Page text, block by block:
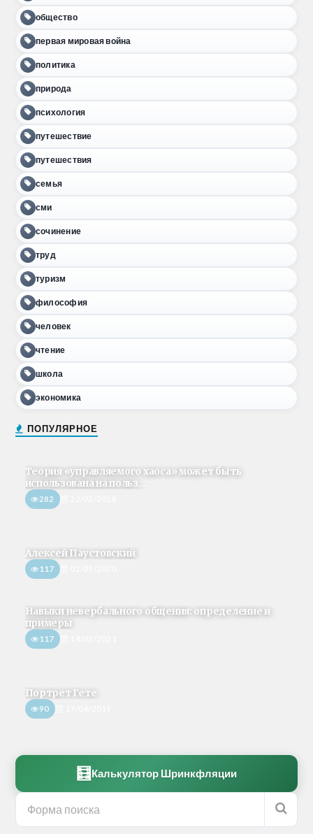
общество
первая мировая война
политика
природа
психология
путешествие
путешествия
семья
сми
сочинение
труд
туризм
философия
человек
чтение
школа
экономика
ПОПУЛЯРНОЕ
Теория «управляемого хаоса» может быть
использована на польз...
282
Алексей Паустовский
117
Навыки невербального общения: определение и
примеры
117
Портрет Гете
90
🧮 Калькулятор Шринкфляции